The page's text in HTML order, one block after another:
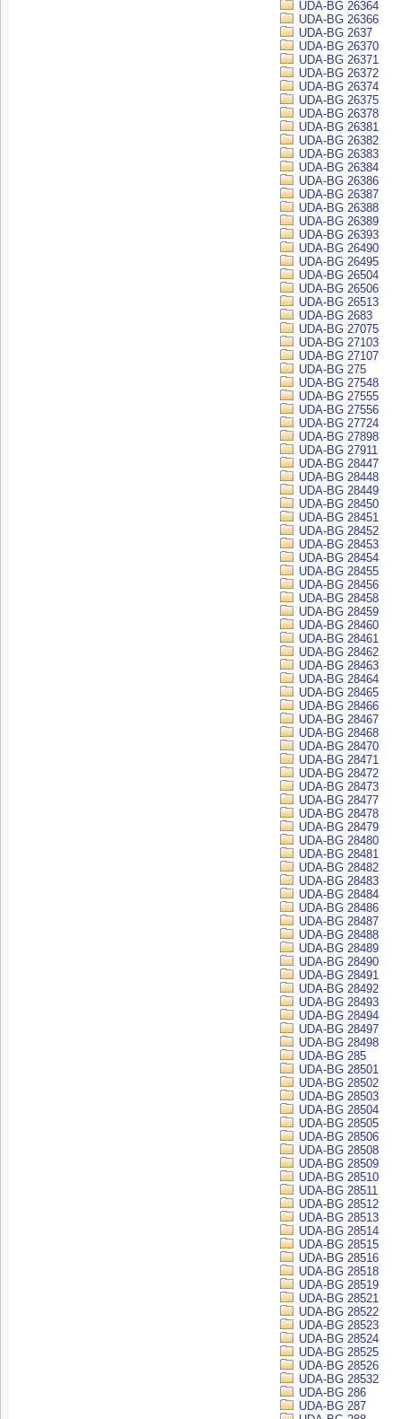
UDA-BG 26364
UDA-BG 26366
UDA-BG 2637
UDA-BG 26370
UDA-BG 26371
UDA-BG 26372
UDA-BG 26374
UDA-BG 26375
UDA-BG 26378
UDA-BG 26381
UDA-BG 26382
UDA-BG 26383
UDA-BG 26384
UDA-BG 26386
UDA-BG 26387
UDA-BG 26388
UDA-BG 26389
UDA-BG 26393
UDA-BG 26490
UDA-BG 26495
UDA-BG 26504
UDA-BG 26506
UDA-BG 26513
UDA-BG 2683
UDA-BG 27075
UDA-BG 27103
UDA-BG 27107
UDA-BG 275
UDA-BG 27548
UDA-BG 27555
UDA-BG 27556
UDA-BG 27724
UDA-BG 27898
UDA-BG 27911
UDA-BG 28447
UDA-BG 28448
UDA-BG 28449
UDA-BG 28450
UDA-BG 28451
UDA-BG 28452
UDA-BG 28453
UDA-BG 28454
UDA-BG 28455
UDA-BG 28456
UDA-BG 28458
UDA-BG 28459
UDA-BG 28460
UDA-BG 28461
UDA-BG 28462
UDA-BG 28463
UDA-BG 28464
UDA-BG 28465
UDA-BG 28466
UDA-BG 28467
UDA-BG 28468
UDA-BG 28470
UDA-BG 28471
UDA-BG 28472
UDA-BG 28473
UDA-BG 28477
UDA-BG 28478
UDA-BG 28479
UDA-BG 28480
UDA-BG 28481
UDA-BG 28482
UDA-BG 28483
UDA-BG 28484
UDA-BG 28486
UDA-BG 28487
UDA-BG 28488
UDA-BG 28489
UDA-BG 28490
UDA-BG 28491
UDA-BG 28492
UDA-BG 28493
UDA-BG 28494
UDA-BG 28497
UDA-BG 28498
UDA-BG 285
UDA-BG 28501
UDA-BG 28502
UDA-BG 28503
UDA-BG 28504
UDA-BG 28505
UDA-BG 28506
UDA-BG 28508
UDA-BG 28509
UDA-BG 28510
UDA-BG 28511
UDA-BG 28512
UDA-BG 28513
UDA-BG 28514
UDA-BG 28515
UDA-BG 28516
UDA-BG 28518
UDA-BG 28519
UDA-BG 28521
UDA-BG 28522
UDA-BG 28523
UDA-BG 28524
UDA-BG 28525
UDA-BG 28526
UDA-BG 28532
UDA-BG 286
UDA-BG 287